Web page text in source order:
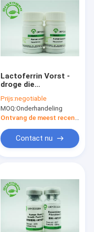
Lactoferrin Vorst -
droge die
met Antibacteriële
Activiteit wordt
afgeleid die
verbeteren
Prijs:negotiable
MOQ:Onderhandeling
Ontvang de meest recente Prijs
Contact nu